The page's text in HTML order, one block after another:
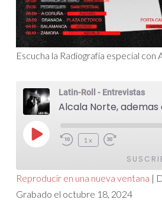
Escucha la Radiografía especial con
Latin-Roll - Entrevistas
Reproducir
episodio
1x
COMPARTIR
Reproducir en una nueva ventana |
Grabado el octubre 18, 2024